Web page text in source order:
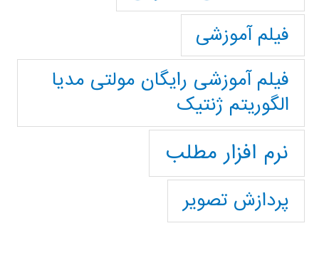
فیلم آموزشی
فیلم آموزشی رایگان مولتی مدیا
الگوریتم ژنتیک
نرم افزار مطلب
پردازش تصویر